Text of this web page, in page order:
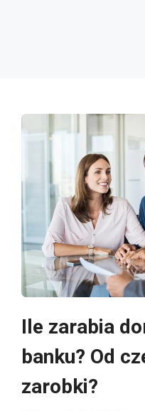
Ile zarabia
banku? Od
zarobki?